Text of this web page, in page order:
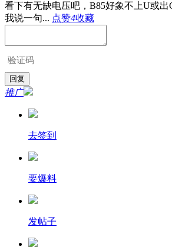
看下有无缺电压吧，B85好象不上U或出
我说一句... 点赞4收藏
推广
去签到
要爆料
发帖子